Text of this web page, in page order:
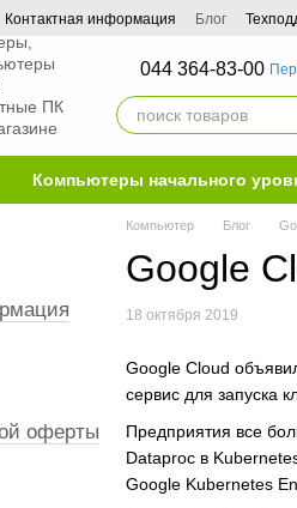
Контактная информация Блог
044 364-83-00
Компьютеры начального
Компьютер Блог
Google
18 октября 2019
Google Cloud
сервис для запуска
Предприятия все
Dataproc в
Google Kubernetes
оферты